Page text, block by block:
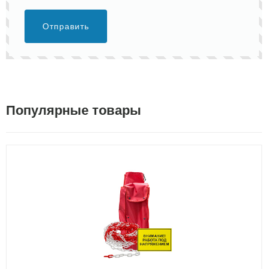
Отправить
Популярные товары